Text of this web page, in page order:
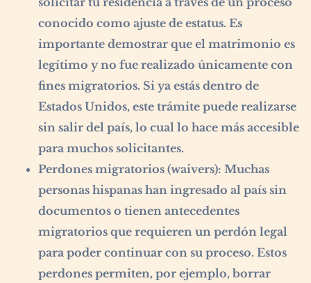
conocido como ajuste de estatus. Es
importante demostrar que el matrimonio es
legítimo y no fue realizado únicamente con
fines migratorios. Si ya estás dentro de
Estados Unidos, este trámite puede realizarse
sin salir del país, lo cual lo hace más accesible
para muchos solicitantes.
Perdones migratorios (waivers): Muchas
personas hispanas han ingresado al país sin
documentos o tienen antecedentes
migratorios que requieren un perdón legal
para poder continuar con su proceso. Estos
perdones permiten, por ejemplo, borrar